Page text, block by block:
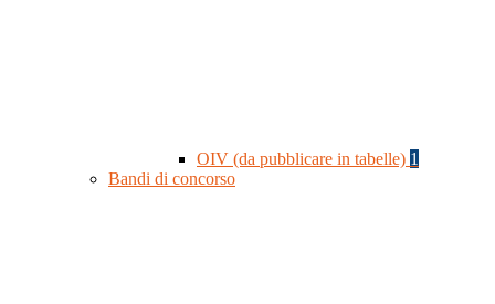
OIV (da pubblicare in tabelle) 1
Bandi di concorso